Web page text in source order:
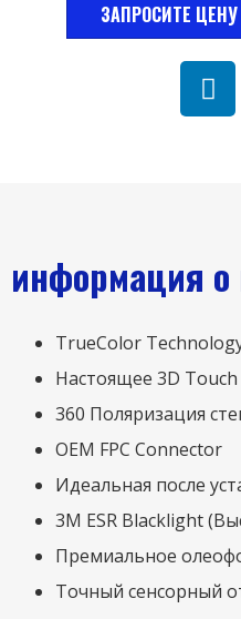
ЗАПРОСИТЕ
информация о
TrueColor
Настоящее 3D Touch
360 Поляризация
OEM FPC Connector
Идеальная после
3M ESR Blacklight
Премиальное
Точный сенсорный